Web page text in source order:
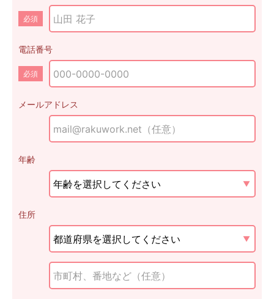
必須
電話番号
必須
メールアドレス
年齢
住所